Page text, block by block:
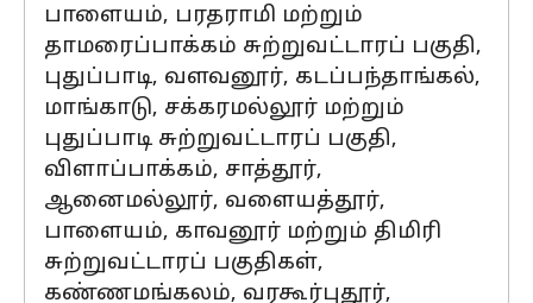
பாளையம், பரதராமி மற்றும்
தாமரைப்பாக்கம் சுற்றுவட்டாரப் பகுதி,
புதுப்பாடி, வளவனூர், கடப்பந்தாங்கல்,
மாங்காடு, சக்கரமல்லூர் மற்றும்
புதுப்பாடி சுற்றுவட்டாரப் பகுதி,
விளாப்பாக்கம், சாத்தூர்,
ஆனைமல்லூர், வளையத்தூர்,
பாளையம், காவனூர் மற்றும் திமிரி
சுற்றுவட்டாரப் பகுதிகள்,
கண்ணமங்கலம், வரகூர்புதூர்,